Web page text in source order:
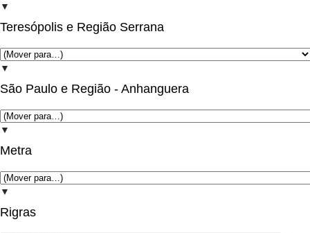
▼
Teresópolis e Região Serrana
▼
São Paulo e Região - Anhanguera
▼
Metra
▼
Rigras